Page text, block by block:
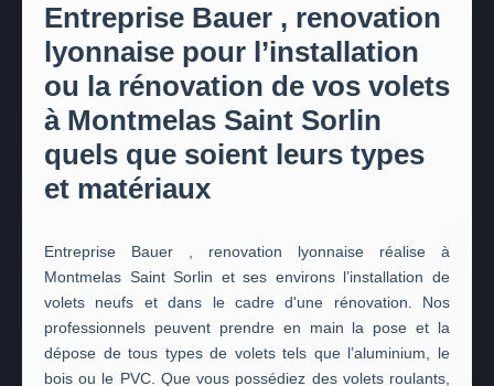
Entreprise Bauer , renovation
lyonnaise pour l’installation
ou la rénovation de vos volets
à Montmelas Saint Sorlin
quels que soient leurs types
et matériaux
Entreprise Bauer , renovation lyonnaise réalise à
Montmelas Saint Sorlin et ses environs l’installation de
volets neufs et dans le cadre d'une rénovation. Nos
professionnels peuvent prendre en main la pose et la
dépose de tous types de volets tels que l’aluminium, le
bois ou le PVC. Que vous possédiez des volets roulants,